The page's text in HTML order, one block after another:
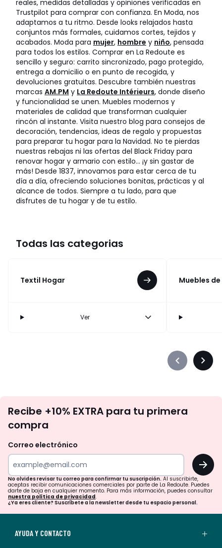
reales, medidas detalladas y opiniones verificadas en
Trustpilot para comprar con confianza. En Moda, nos
adaptamos a tu ritmo. Desde looks relajados hasta
conjuntos más formales, cuidamos cortes, tejidos y
acabados. Moda para mujer, hombre y niño, pensada
para todos los estilos. Comprar en La Redoute es
sencillo y seguro: carrito sincronizado, pago protegido,
entrega a domicilio o en punto de recogida, y
devoluciones gratuitas. Descubre también nuestras
marcas AM.PM y La Redoute Intérieurs, donde diseño
y funcionalidad se unen. Muebles modernos y
materiales de calidad que transforman cualquier
rincón al instante. Visita nuestro blog para consejos de
decoración, tendencias, ideas de regalo y propuestas
para preparar tu hogar para la Navidad. No te pierdas
nuestras rebajas ni las ofertas del Black Friday para
renovar hogar y armario con estilo… ¡y sin gastar de
más! Desde 1837, innovamos para estar cerca de tu
día a día, ofreciendo soluciones bonitas, prácticas y al
alcance de todos. Siempre a tu lado, para que
disfrutes de tu hogar y de tu estilo.
Todas las categorias
Textil Hogar
Ver
Muebles
Précédent
te
tu
para
confirmar
tu
suscripción.
Recibe +10% EXTRA para tu primera
compra
Correo electrónico
OK
No olvides revisar tu correo para confirmar tu suscripción. Al suscribirte,
aceptas recibir comunicaciones comerciales por parte de La Redoute. Puedes
darte de baja en cualquier momento. Para más información, puedes consultar
nuestra política de privacidad.
¿Ya eres cliente? Suscríbete a la newsletter desde tu espacio personal.
AYUDA Y CONTACTO